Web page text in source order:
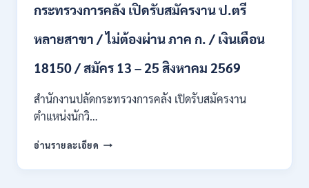
/
และ
ทุก
อื่นๆ
ผ่าน
กระทรวงการคลัง เปิดรับสมัครงาน ป.ตรี
หลายสาขา / ไม่ต้องผ่าน ภาค ก. / เงินเดือน
18150 / สมัคร 13 – 25 สิงหาคม 2569
สำนักงานปลัดกระทรวงการคลัง เปิดรับสมัครงาน
ตำแหน่งนักวิ…
อ่านรายละเอียด กระทรวง
คลัง